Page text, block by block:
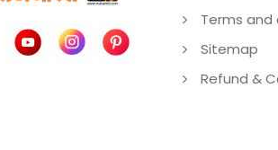
Terms
Sitemap
Refund &